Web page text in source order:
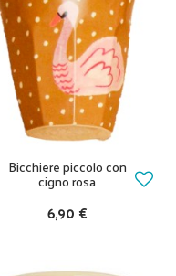
Bicchiere piccolo con
cigno rosa
6,90 €